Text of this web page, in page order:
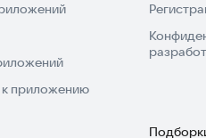
к приложению